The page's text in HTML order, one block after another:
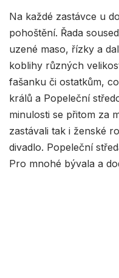
Na každé zastávce u
pohoštění. Řada
uzené maso, řízky a
koblihy různých
fašanku či ostatkům,
králů a Popeleční
minulosti se přitom za
zastávali tak i ženské
divadlo. Popeleční
Pro mnohé bývala a